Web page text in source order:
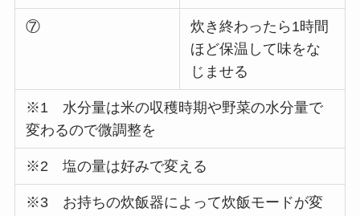
⑦
炊き終わったら1時間
ほど保温して味をな
じませる
※1 水分量は米の収穫時期や野菜の水分量で
変わるので微調整を
※2 塩の量は好みで変える
※3 お持ちの炊飯器によって炊飯モードが変